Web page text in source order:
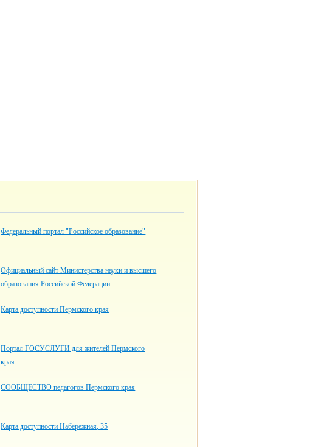
Федеральный портал "Российское образование"
Официальный сайт Министерства науки и высшего
образования Российской Федерации
Карта доступности Пермского края
Портал ГОСУСЛУГИ для жителей Пермского
края
СООБЩЕСТВО педагогов Пермского края
Карта доступности Набережная, 35